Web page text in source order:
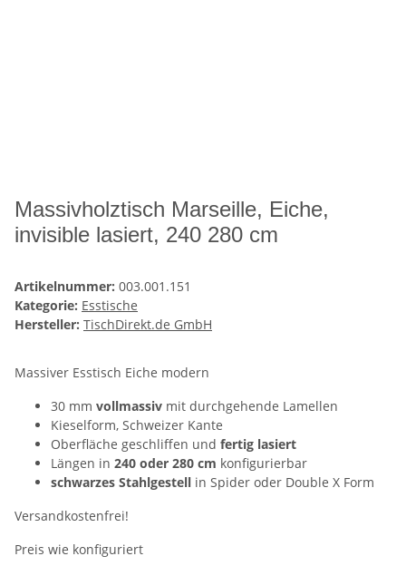
Massivholztisch Marseille, Eiche,
invisible lasiert, 240 280 cm
Artikelnummer: 003.001.151
Kategorie: Esstische
Hersteller: TischDirekt.de GmbH
Massiver Esstisch Eiche modern
30 mm vollmassiv mit durchgehende Lamellen
Kieselform, Schweizer Kante
Oberfläche geschliffen und fertig lasiert
Längen in 240 oder 280 cm konfigurierbar
schwarzes Stahlgestell in Spider oder Double X Form
Versandkostenfrei!
Preis wie konfiguriert